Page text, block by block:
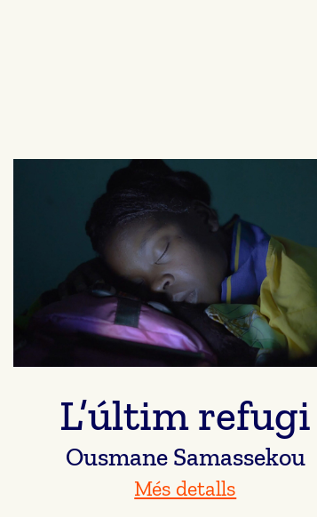
L’últim refugi
Ousmane Samassekou
Més detalls